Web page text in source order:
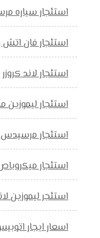
استئجار سياره
استئجار فان اتش وان
استئجار لاند كروزر
استئجار
استئجار مرسيدس
استئجار ميكروباص
استئجر ليموزين
اسعار ايجار